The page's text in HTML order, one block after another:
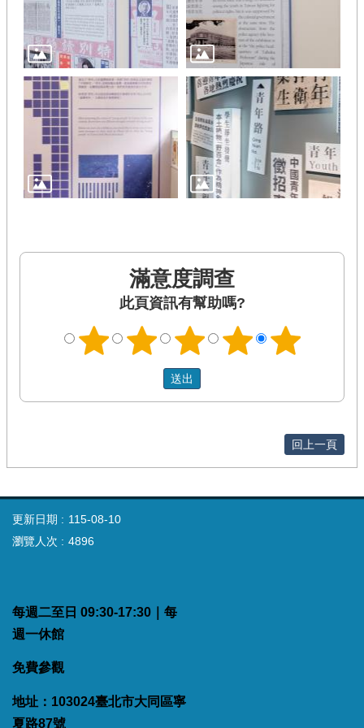
滿意度調查
此頁資訊有幫助嗎?
回上一頁
更新日期
115-08-10
瀏覽人次
4896
每週二至日 09:30-17:30｜每
週一休館
免費參觀
地址：103024臺北市大同區寧
夏路87號